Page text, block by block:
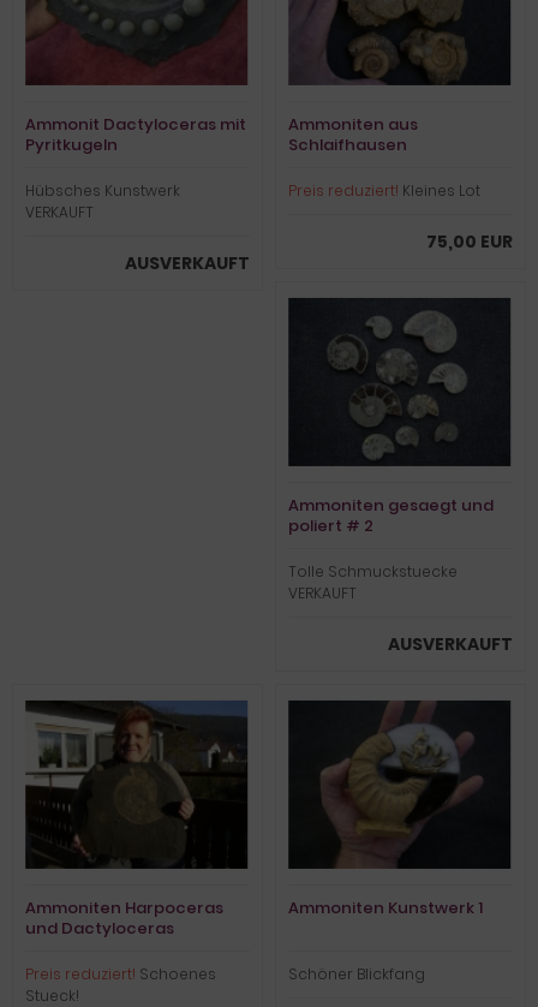
Ammonit Dactyloceras mit
Pyritkugeln
Hübsches Kunstwerk
VERKAUFT
AUSVERKAUFT
Ammoniten aus
Schlaifhausen
Preis reduziert! Kleines Lot
75,00 EUR
Ammoniten gesaegt und
poliert # 2
Tolle Schmuckstuecke
VERKAUFT
AUSVERKAUFT
Ammoniten Harpoceras
und Dactyloceras
Preis reduziert! Schoenes
Stueck!
Ammoniten Kunstwerk 1
Schöner Blickfang